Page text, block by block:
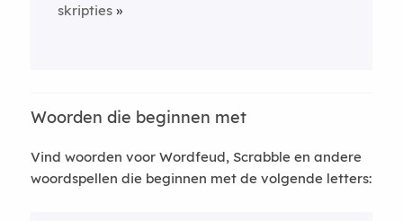
skripties
Woorden die beginnen met
Vind woorden voor Wordfeud, Scrabble en andere
woordspellen die beginnen met de volgende letters: